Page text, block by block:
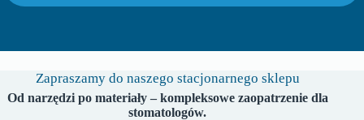
Zapraszamy do naszego stacjonarnego sklepu
Od narzędzi po materiały – kompleksowe zaopatrzenie dla
stomatologów.